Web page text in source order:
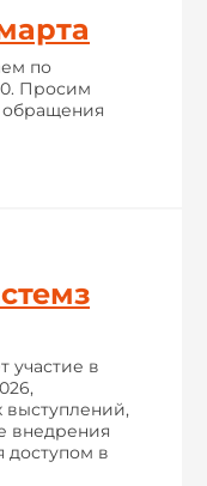
по
Просим
обращения
участие в
выступлений,
внедрения
доступом в